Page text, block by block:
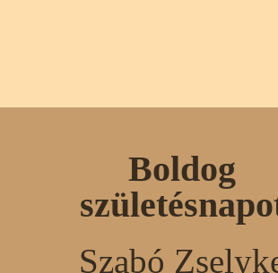
Boldog
Szabó